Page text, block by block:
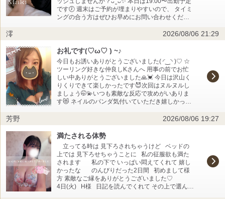
子に媚びを売るとか？ それは私やないかい！(›´ω`‹
)ｹﾞｿｯ 釣りに行きたいけど、雨予報出とるし。 台風
15号さんがバッチリのタイミングでぶっこんでく
んでヨロシクって気合い入れてるし……。 Fワード
を100回くらい言いたいですね！(なんで英語？)。
さて、お盆休みが台風さんに吹き飛ばされそうで
すが、紳士様との思い出はいつでも心にあるから
吹き飛ばされない、消えない、ということで8/6の
お礼です。 ☆ また来るね〜と言ってくれてたけ
ど、ホントに来てくれてめっちゃ嬉しかったで
す！ ソープは前回の私が初めてと言っていたのに
そこを途中まで失念して「マッ〇とベッ〇どっち
先が好き？」と聞いてしまったけど、わかるか！
てお会いした時は先にマッ〇しましたし、今回は
ベッ〇が先でしたがいかがでしたか？ その日の気
分で毎回変えてもOKなのよ♡♡♡ で、マッ〇の時
に反応が良いので紳士様とのマッ〇プレイはとっ
ても楽しい(興奮するの意)です(*´ω｀*)♡ﾌﾌ おしり
を夢中でペロペロしちゃったのもいい声が聞けた
からで、ずーっとやっちゃったんだけど、ある一
瞬からシーンってなったから「これは大変だ！」
って思ってやめて声掛けたんだけど、ホントに大
丈夫だった？ 遠慮なく何でも言ってね？大切な紳
です🕖 週末はご予約が埋まりやすいので、 タイミ
ングの合う方はぜひお早めにお問い合わせくださ
を込めて楽しい時間をお届けします♡꜀(^. .^꜀ )꜆੭ 皆
さまと一緒に素敵な週末のスタートを迎えられた
ら嬉しいです🎶 ご予約・お問い合わせお待ちして
おります🐈‍⬛🖤 💎maki💎
澪 2026/08/06 21:29
お礼です(⁠♡⁠ω⁠♡⁠ ⁠)⁠ ⁠~⁠♪
今日もお誘いありがとうございました(⁠ ⁠◜⁠‿⁠◝⁠ ⁠)⁠♡ ☆
ツーリング好きな仲良しKさんへ 用事の前でお忙
しい中ありがとうございました🙏💓 今日は沢山く
りくりできて楽しかったです😈次回はヌルヌルし
ましょう🤭💫いつも素敵な反応で攻めがいありま
す😻 ネイルのパンダ気付いていただき嬉しかった
すね！天気も大丈夫そう☺️遺跡や世界遺産の話聞
いたら行きたくなりました😸 ペリリューオススメ
ですが、暗くなったら金カム見てください🥰 また
いつでもお待ちしてます💞 ☆生き物好きな仲良し
Hさんへ 約4ヶ月ぶりなHさん🥰本当に宣言通り夏
ですね🥳💓 栄養ドリンクの差し入れいつもありが
とうございます🙏ぺろぺろも😻💞 今日も、何を聞
いても解答が返ってきてびっくりしまくりでした
🙌鰻の養殖事情もお詳しいとは😲ニホンウナギっ
芳野 2026/08/06 19:27
満たされる体勢
上では 見下ろせちゃうことに 私の征服欲も満た
されます 私の下で いっぱい悶えてくれて 嬉し
かったな のんびりだった2日間 初めまして様
方 素敵なご縁をありがとうございました♡
4日(火) H様 日記を読んでくれて その上で選んで